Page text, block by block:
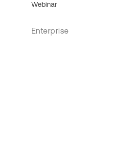
Webinar
Enterprise